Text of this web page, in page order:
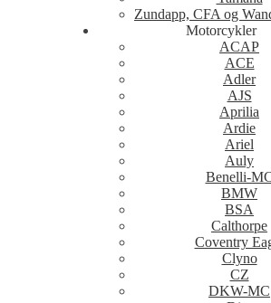
Zundapp, CFA og
Motorcykler
ACAP
ACE
Adler
AJS
Aprilia
Ardie
Ariel
Auly
Benelli-
BMW
BSA
Calthorpe
Coventry
Clyno
CZ
DKW-MC